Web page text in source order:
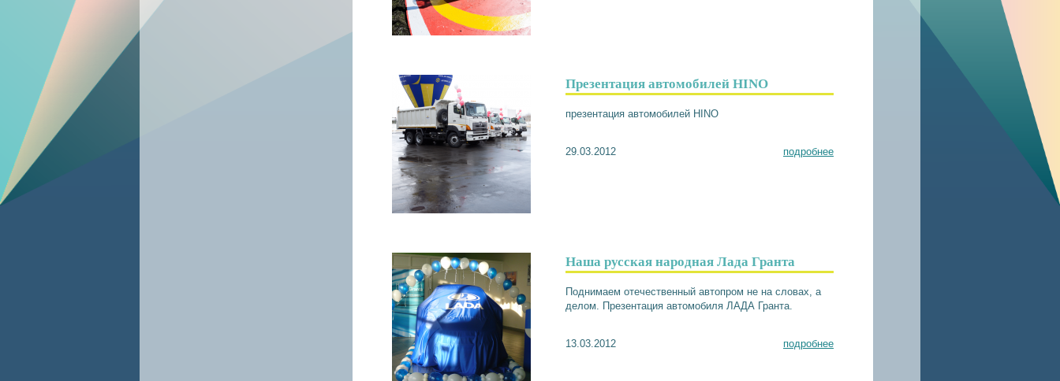
Презентация автомобилей HINO
презентация автомобилей HINO
29.03.2012 подробнее
Наша русская народная Лада Гранта
Поднимаем отечественный автопром не на словах, а
делом. Презентация автомобиля ЛАДА Гранта.
13.03.2012 подробнее